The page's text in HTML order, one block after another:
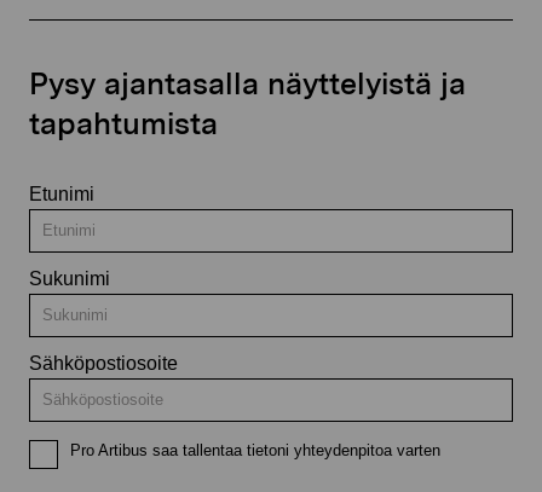
Pysy ajantasalla näyttelyistä ja
tapahtumista
Etunimi
Sukunimi
Sähköpostiosoite
Pro Artibus saa tallentaa tietoni yhteydenpitoa varten